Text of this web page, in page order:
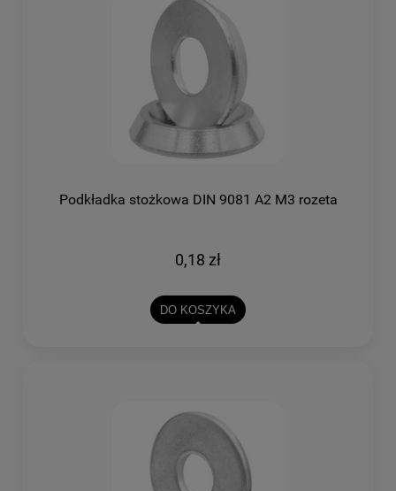
Podkładka stożkowa DIN 9081 A2 M3 rozeta
0,18 zł
DO KOSZYKA